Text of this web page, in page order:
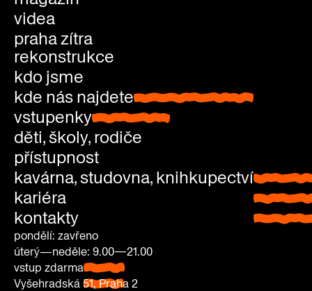
videa
praha zítra
rekonstrukce
kdo jsme
kde nás najdetekde nás najdete
vstupenkyvstupenky
děti, školy, rodiče
přístupnost
kavárna, studovna, knihkupectví
kariéra
kontakty
pondělí: zavřeno
úterý—neděle: 9.00—21.00
vstup zdarmapondělí:
zavřeno
Vyšehradská 51, Praha 2